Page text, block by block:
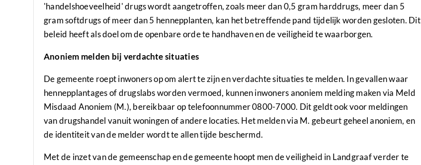
'handelshoeveelheid' drugs wordt aangetroffen, zoals meer dan 0,5 gram harddrugs, meer dan 5
gram softdrugs of meer dan 5 hennepplanten, kan het betreffende pand tijdelijk worden gesloten. Dit
beleid heeft als doel om de openbare orde te handhaven en de veiligheid te waarborgen.
Anoniem melden bij verdachte situaties
De gemeente roept inwoners op om alert te zijn en verdachte situaties te melden. In gevallen waar
hennepplantages of drugslabs worden vermoed, kunnen inwoners anoniem melding maken via Meld
Misdaad Anoniem (M.), bereikbaar op telefoonnummer 0800-7000. Dit geldt ook voor meldingen
van drugshandel vanuit woningen of andere locaties. Het melden via M. gebeurt geheel anoniem, en
de identiteit van de melder wordt te allen tijde beschermd.
Met de inzet van de gemeenschap en de gemeente hoopt men de veiligheid in Landgraaf verder te